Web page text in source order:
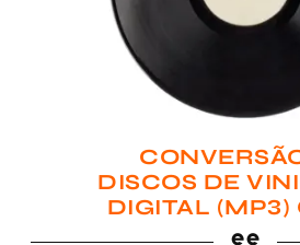
DISCOS DE
DIGITAL (MP3)